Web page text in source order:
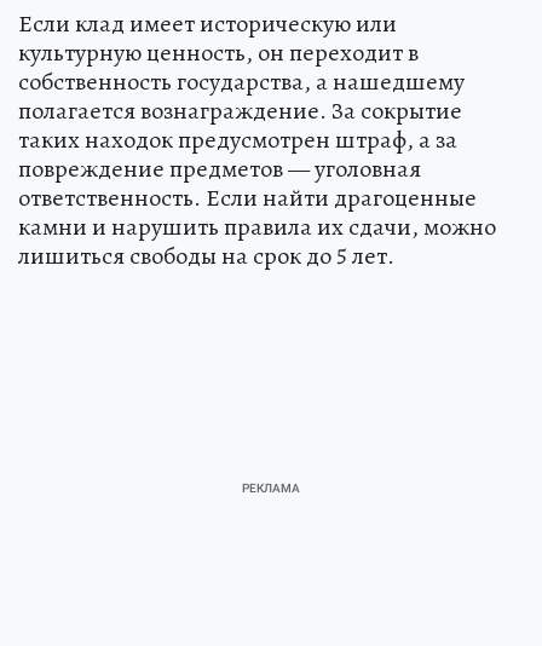
Если клад имеет историческую или
культурную ценность, он переходит в
собственность государства, а нашедшему
полагается вознаграждение. За сокрытие
таких находок предусмотрен штраф, а за
повреждение предметов — уголовная
ответственность. Если найти драгоценные
камни и нарушить правила их сдачи, можно
лишиться свободы на срок до 5 лет.